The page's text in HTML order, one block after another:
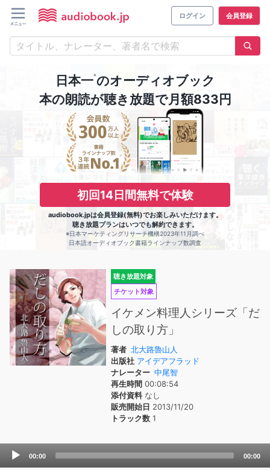
ログイン 会員登録
日本一※のオーディオブック
本の朗読が聴き放題で月額833円
初回14日間無料で体験
audiobook.jpは会員登録(無料)でお楽しみいただけます。
聴き放題プランはいつでも解約できます。
※日本マーケティングリサーチ機構2023年11月調べ
日本語オーディオブック書籍ラインナップ数調査
聴き放題対象
チケット対象
イケメン料理人シリーズ「だ
しの取り方」
著者 北大路魯山人
出版社 アイデアフラッド
ナレーター 中尾智
再生時間 00:08:54
添付資料なし
販売開始日 2013/11/20
トラック数 1
Audio
00:00 00:00